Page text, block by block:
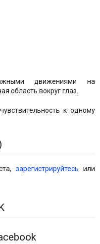
движениями на
область вокруг глаз.
к одному
зарегистрируйтесь или